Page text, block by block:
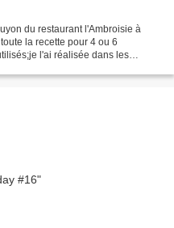
du restaurant l'Ambroisie à
la recette pour 4 ou 6
l'ai réalisée dans les